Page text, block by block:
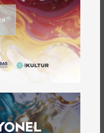
gelirin depremzede
olduğumuz bir
bırakmayan bütün
sunuyoruz. Buradaki
depremzede
dedi.
konuşmasında
“Bu süreçten